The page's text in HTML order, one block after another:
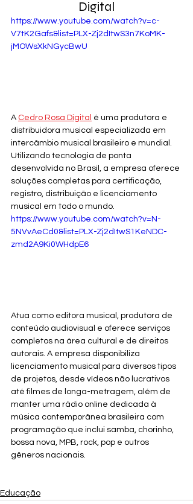
Digital
https://www.youtube.com/watch?v=c-
V7tK2Gafs&list=PLX-Zj2dItwS3n7KoMK-
jMOWsXkNGycBwU
A Cedro Rosa Digital é uma produtora e
distribuidora musical especializada em
intercâmbio musical brasileiro e mundial.
Utilizando tecnologia de ponta
desenvolvida no Brasil, a empresa oferece
soluções completas para certificação,
registro, distribuição e licenciamento
musical em todo o mundo.
https://www.youtube.com/watch?v=N-
5NVvAeCd0&list=PLX-Zj2dItwS1KeNDC-
zmd2A9Ki0WHdpE6
Atua como editora musical, produtora de
conteúdo audiovisual e oferece serviços
completos na área cultural e de direitos
autorais. A empresa disponibiliza
licenciamento musical para diversos tipos
de projetos, desde vídeos não lucrativos
até filmes de longa-metragem, além de
manter uma rádio online dedicada à
música contemporânea brasileira com
programação que inclui samba, chorinho,
bossa nova, MPB, rock, pop e outros
gêneros nacionais.
Educação